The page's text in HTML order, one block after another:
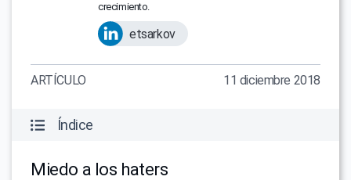
crecimiento.
etsarkov
ARTÍCULO 11 diciembre 2018
Índice
Miedo a los haters